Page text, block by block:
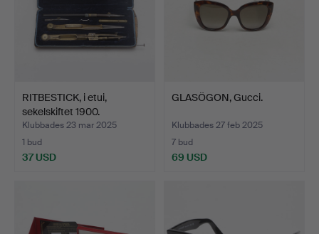
RITBESTICK, i etui,
sekelskiftet 1900.
Klubbades 23 mar 2025
1 bud
37 USD
GLASÖGON, Gucci.
Klubbades 27 feb 2025
7 bud
69 USD